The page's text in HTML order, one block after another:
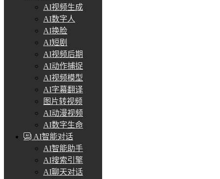
AI视频生成
AI数字人
AI换脸
AI短剧
AI视频后期
AI动作捕捉
AI视频模型
AI字幕翻译
图片转视频
AI动漫视频
AI数字生命
AI智能对话
AI智能助手
AI搜索引擎
AI聊天对话